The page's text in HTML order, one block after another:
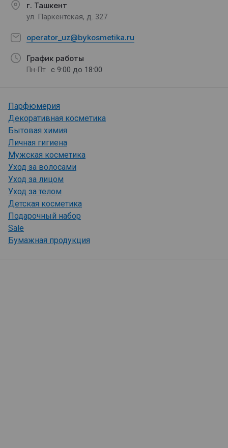
г. Ташкент
ул. Паркентская, д. 327
operator_uz@bykosmetika.ru
График работы
Пн-Пт с 9:00 до 18:00
Парфюмерия
Декоративная косметика
Бытовая химия
Личная гигиена
Мужская косметика
Уход за волосами
Уход за лицом
Уход за телом
Детская косметика
Подарочный набор
Sale
Бумажная продукция